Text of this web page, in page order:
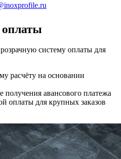
систему оплаты для
расчёту на основании
получения авансового платежа
оплаты для крупных заказов